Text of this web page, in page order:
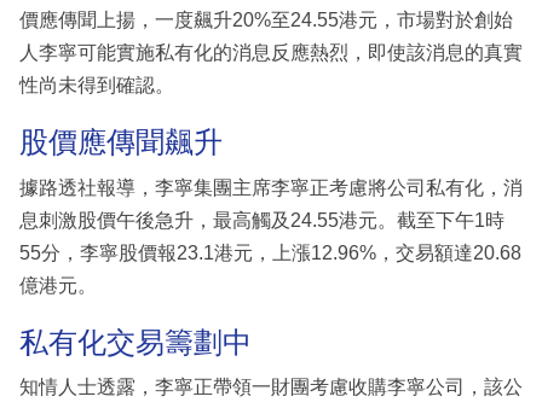
價應傳聞上揚，一度飆升20%至24.55港元，市場對於創始
人李寧可能實施私有化的消息反應熱烈，即使該消息的真實
性尚未得到確認。
股價應傳聞飆升
據路透社報導，李寧集團主席李寧正考慮將公司私有化，消
息刺激股價午後急升，最高觸及24.55港元。截至下午1時
55分，李寧股價報23.1港元，上漲12.96%，交易額達20.68
億港元。
私有化交易籌劃中
知情人士透露，李寧正帶領一財團考慮收購李寧公司，該公